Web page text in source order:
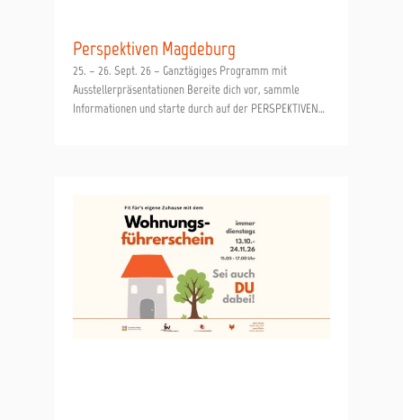
Perspektiven Magdeburg
25. – 26. Sept. 26 – Ganztägiges Programm mit
Ausstellerpräsentationen Bereite dich vor, sammle
Informationen und starte durch auf der PERSPEKTIVEN